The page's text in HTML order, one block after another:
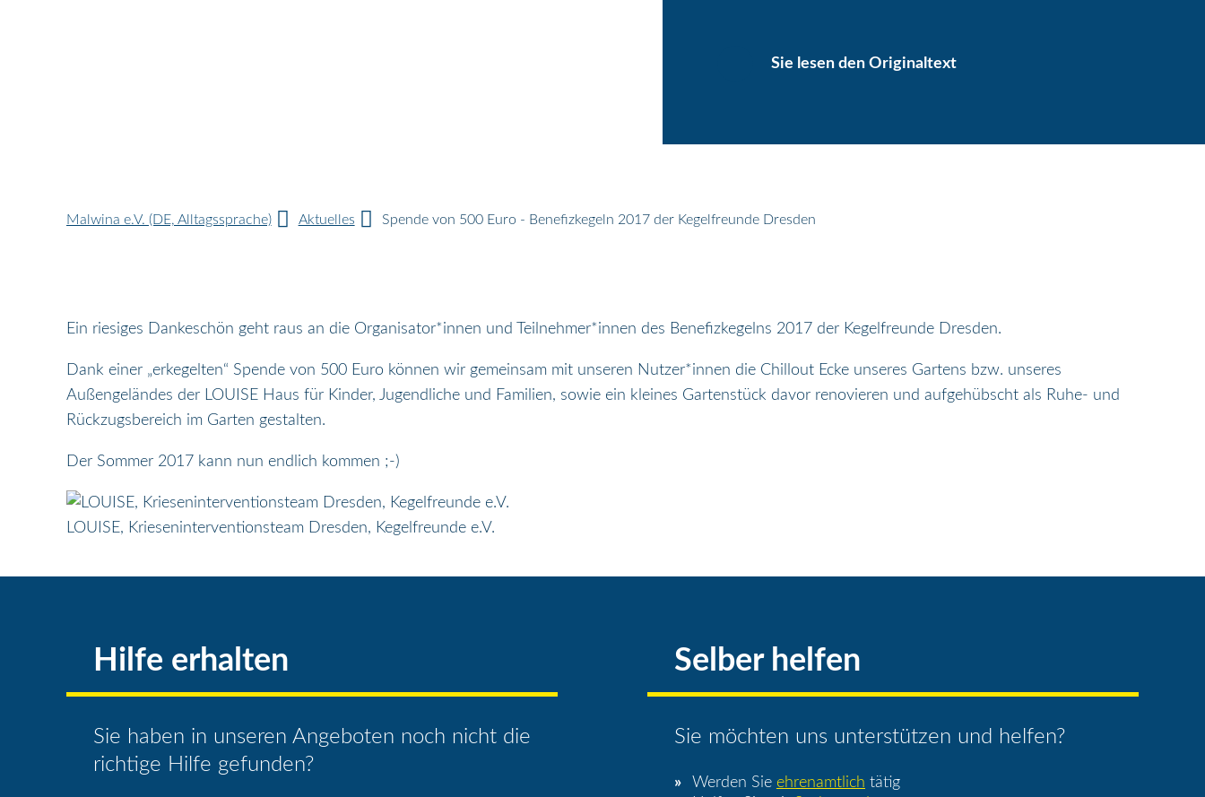
Sie lesen den Originaltext
Malwina e.V. (DE, Alltagssprache) Aktuelles Spende von 500 Euro - Benefizkegeln 2017 der Kegelfreunde Dresden
Ein riesiges Dankeschön geht raus an die Organisator*innen und Teilnehmer*innen des Benefizkegelns 2017 der Kegelfreunde Dresden.
Dank einer „erkegelten“ Spende von 500 Euro können wir gemeinsam mit unseren Nutzer*innen die Chillout Ecke unseres Gartens bzw. unseres
Außengeländes der LOUISE Haus für Kinder, Jugendliche und Familien, sowie ein kleines Gartenstück davor renovieren und aufgehübscht als Ruhe- und
Rückzugsbereich im Garten gestalten.
Der Sommer 2017 kann nun endlich kommen ;-)
LOUISE, Krieseninterventionsteam Dresden, Kegelfreunde e.V.
Hilfe erhalten
Sie haben in unseren Angeboten noch nicht die
richtige Hilfe gefunden?
Selber helfen
Sie möchten uns unterstützen und helfen?
Werden Sie ehrenamtlich tätig